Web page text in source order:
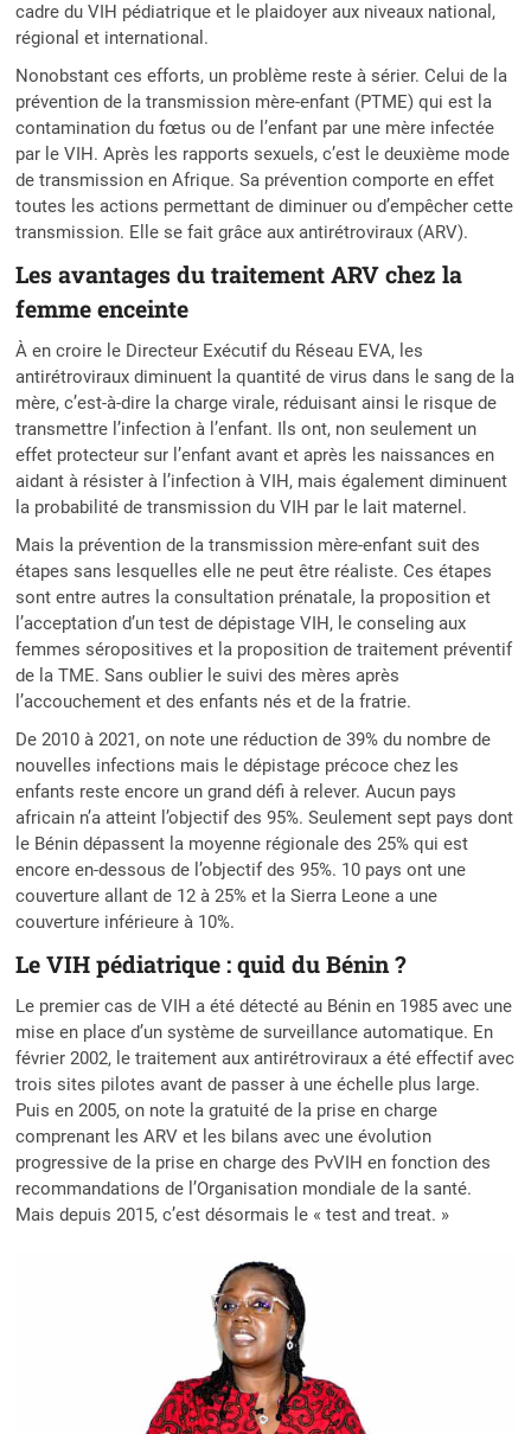
cadre du VIH pédiatrique et le plaidoyer aux niveaux national,
régional et international.
Nonobstant ces efforts, un problème reste à sérier. Celui de la
prévention de la transmission mère-enfant (PTME) qui est la
contamination du fœtus ou de l’enfant par une mère infectée
par le VIH. Après les rapports sexuels, c’est le deuxième mode
de transmission en Afrique. Sa prévention comporte en effet
toutes les actions permettant de diminuer ou d’empêcher cette
transmission. Elle se fait grâce aux antirétroviraux (ARV).
Les avantages du traitement ARV chez la
femme enceinte
À en croire le Directeur Exécutif du Réseau EVA, les
antirétroviraux diminuent la quantité de virus dans le sang de la
mère, c’est-à-dire la charge virale, réduisant ainsi le risque de
transmettre l’infection à l’enfant. Ils ont, non seulement un
effet protecteur sur l’enfant avant et après les naissances en
aidant à résister à l’infection à VIH, mais également diminuent
la probabilité de transmission du VIH par le lait maternel.
Mais la prévention de la transmission mère-enfant suit des
étapes sans lesquelles elle ne peut être réaliste. Ces étapes
sont entre autres la consultation prénatale, la proposition et
l’acceptation d’un test de dépistage VIH, le conseling aux
femmes séropositives et la proposition de traitement préventif
de la TME. Sans oublier le suivi des mères après
l’accouchement et des enfants nés et de la fratrie.
De 2010 à 2021, on note une réduction de 39% du nombre de
nouvelles infections mais le dépistage précoce chez les
enfants reste encore un grand défi à relever. Aucun pays
africain n’a atteint l’objectif des 95%. Seulement sept pays dont
le Bénin dépassent la moyenne régionale des 25% qui est
encore en-dessous de l’objectif des 95%. 10 pays ont une
couverture allant de 12 à 25% et la Sierra Leone a une
couverture inférieure à 10%.
Le VIH pédiatrique : quid du Bénin ?
Le premier cas de VIH a été détecté au Bénin en 1985 avec une
mise en place d’un système de surveillance automatique. En
février 2002, le traitement aux antirétroviraux a été effectif avec
trois sites pilotes avant de passer à une échelle plus large.
Puis en 2005, on note la gratuité de la prise en charge
comprenant les ARV et les bilans avec une évolution
progressive de la prise en charge des PvVIH en fonction des
recommandations de l’Organisation mondiale de la santé.
Mais depuis 2015, c’est désormais le « test and treat. »